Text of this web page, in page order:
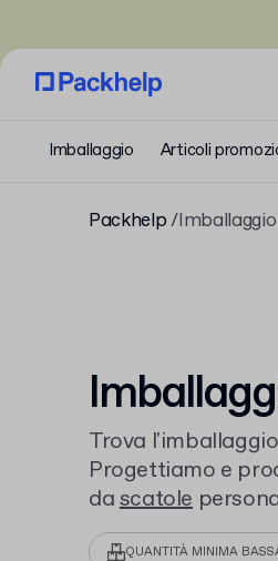
Imballaggio Articoli
Packhelp Imballaggio
Trova
Progettiamo e
dascatole
Scegli il
QUANTITÀ MINIMA